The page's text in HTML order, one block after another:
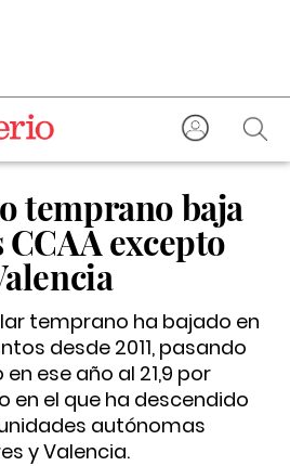
temprano baja
CCAA excepto
temprano ha bajado en
desde 2011, pasando
ese año al 21,9 por
en el que ha descendido
autónomas
y Valencia.